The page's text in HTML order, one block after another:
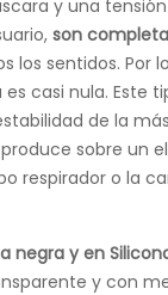
y una
son
los sentidos. Por
casi nula. Este
de la
sobre un
respirador o la
negra y en
y con